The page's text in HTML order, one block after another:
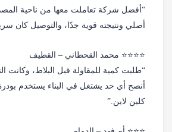
“أفضل شركة تعاملت معها من ناحية
أصلي ونتيجته قوية جدًا، والتوصيل كان
⭐⭐⭐⭐ محمد القحطاني – القطيف
“طلبت كمية للمقاولة قبل البلاط، وكانت
أنصح أي حد يشتغل في البناء يستخدم
كلين لاين.”